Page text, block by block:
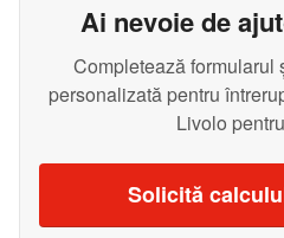
Ai nevoie de
Completează formularul
personalizată pentru
Livolo
Solicită